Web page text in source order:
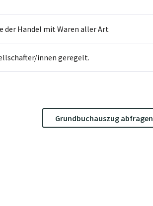
der Handel mit Waren aller Art
innen geregelt.
Grundbuchauszug abfragen